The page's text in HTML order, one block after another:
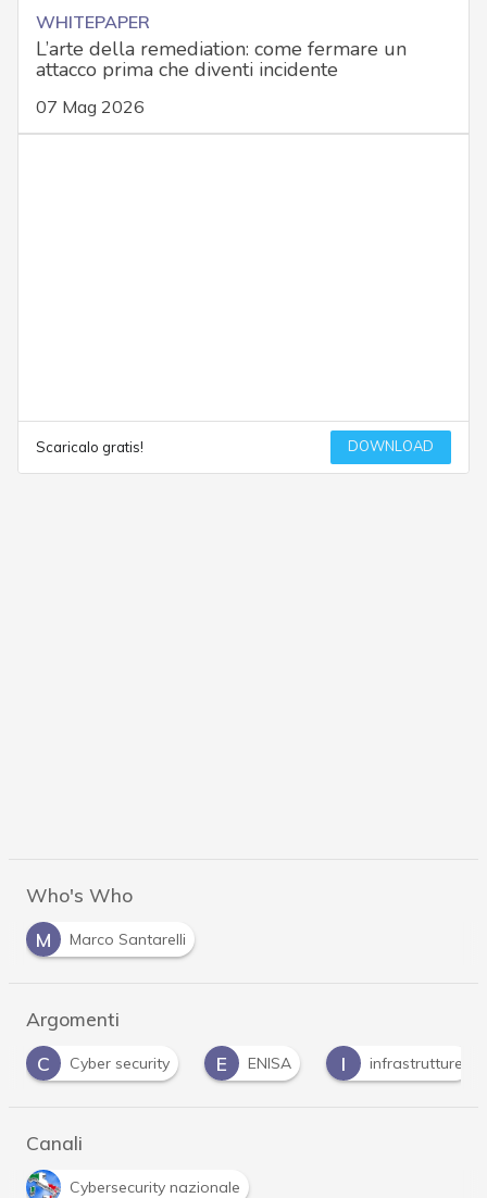
WHITEPAPER
L’arte della remediation: come fermare un
attacco prima che diventi incidente
07 Mag 2026
Scaricalo gratis! DOWNLOAD
Who's Who
M
Marco Santarelli
Argomenti
security E ENISA I infrastrutture N NIS
Canali
Cybersecurity nazionale